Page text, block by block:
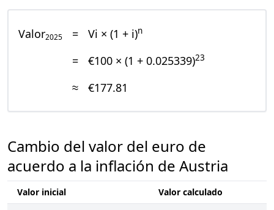
Valor2025 = Vi × (1 + i)n
= €100 × (1 + 0.025339)23
≈ €177.81
Cambio del valor del euro de
acuerdo a la inflación de Austria
Valor inicial Valor calculado